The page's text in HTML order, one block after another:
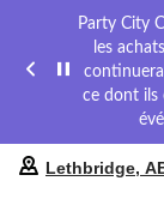
Party City
les
ce dont ils
Lethbridge,